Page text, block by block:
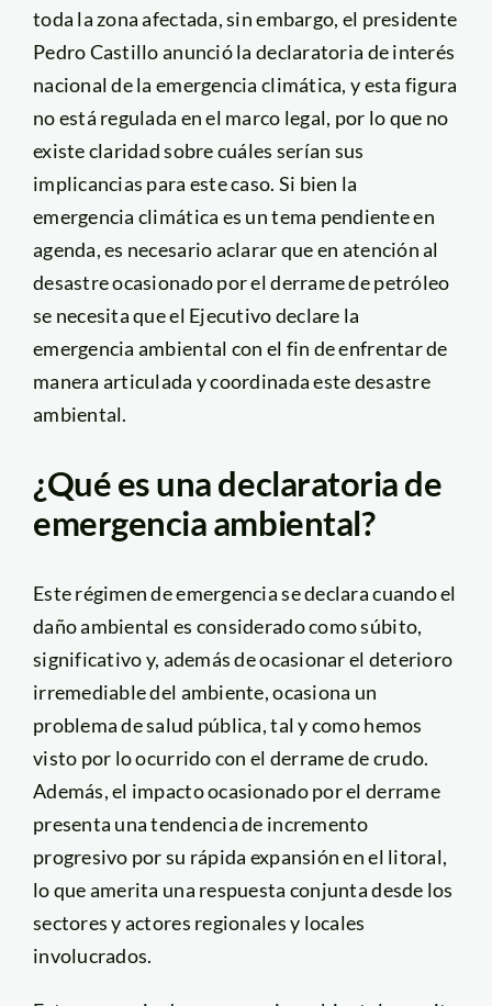
toda la zona afectada, sin embargo, el presidente
Pedro Castillo anunció la declaratoria de interés
nacional de la emergencia climática, y esta figura
no está regulada en el marco legal, por lo que no
existe claridad sobre cuáles serían sus
implicancias para este caso. Si bien la
emergencia climática es un tema pendiente en
agenda, es necesario aclarar que en atención al
desastre ocasionado por el derrame de petróleo
se necesita que el Ejecutivo declare la
emergencia ambiental con el fin de enfrentar de
manera articulada y coordinada este desastre
ambiental.
¿Qué es una declaratoria de
emergencia ambiental?
Este régimen de emergencia se declara cuando el
daño ambiental es considerado como súbito,
significativo y, además de ocasionar el deterioro
irremediable del ambiente, ocasiona un
problema de salud pública, tal y como hemos
visto por lo ocurrido con el derrame de crudo.
Además, el impacto ocasionado por el derrame
presenta una tendencia de incremento
progresivo por su rápida expansión en el litoral,
lo que amerita una respuesta conjunta desde los
sectores y actores regionales y locales
involucrados.